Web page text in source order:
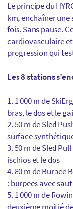
Le principe du
km, enchaîner
fois. Sans pause.
cardiovasculaire
progression qui
Les 8 stations
1 000 m de
bras, le dos et le
50 m de Sled
surface
50 m de Sled
ischios et le dos
80 m de Burpee
: burpees avec
1 000 m de
deuxième moitié